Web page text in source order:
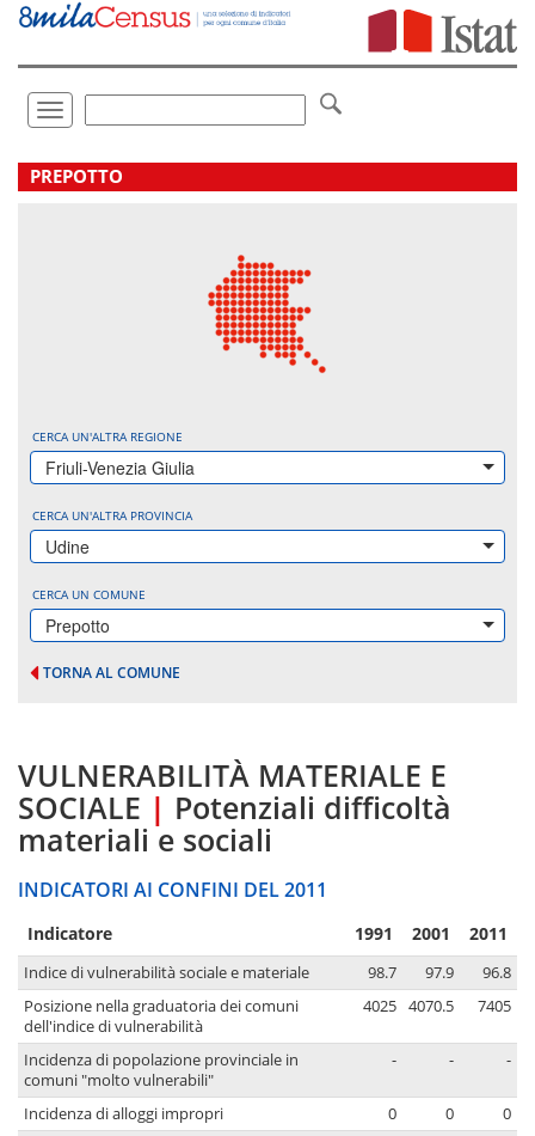
Vai
direttamente
Toggle
navigation
.
PREPOTTO
CERCA UN'ALTRA REGIONE
Friuli-Venezia Giulia
CERCA UN'ALTRA PROVINCIA
Udine
CERCA UN COMUNE
Prepotto
TORNA AL COMUNE
VULNERABILITÀ MATERIALE E
SOCIALE | Potenziali difficoltà
materiali e sociali
INDICATORI AI CONFINI DEL 2011
Indicatore 1991 2001 2011
Indice di vulnerabilità sociale e materiale 98.7 97.9
96.8
Posizione nella graduatoria dei comuni
dell'indice di vulnerabilità
4025 4070.5 7405
Incidenza di popolazione provinciale in
comuni "molto vulnerabili"
- - -
Incidenza di alloggi impropri 0 0
0